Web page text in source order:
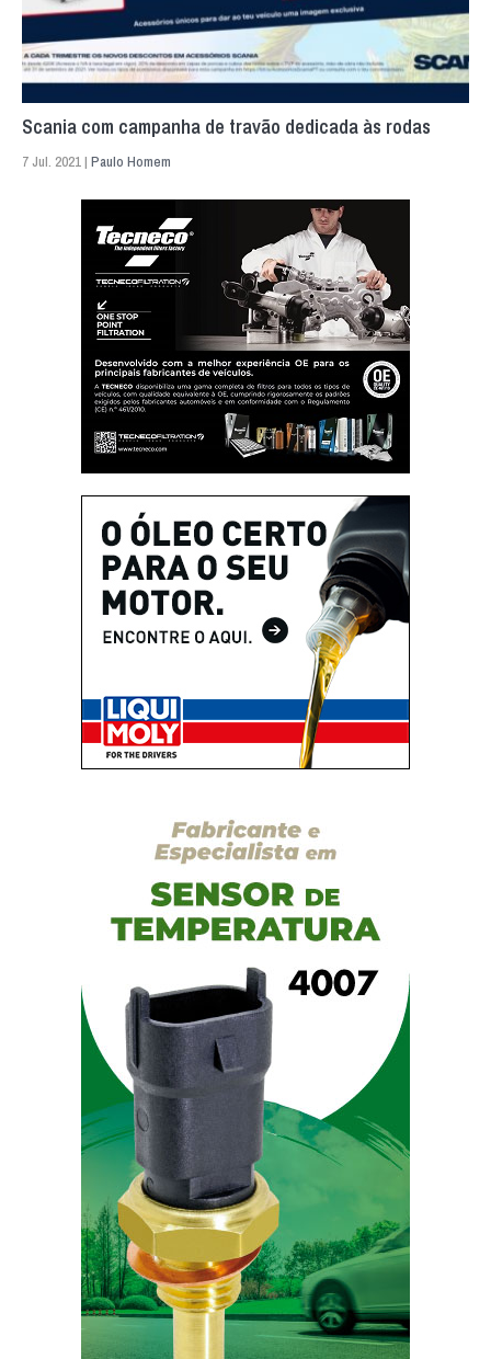
Scania com campanha de travão dedicada às rodas
7 Jul. 2021 | Paulo Homem